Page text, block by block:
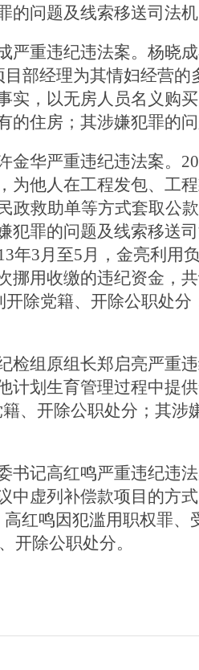
问题及线索移送司法机
重违纪违法案。杨晓
部经理为其情妇经营
，以无房人员名义购
住房；其涉嫌犯罪的
华严重违纪违法案。
为他人在工程发包、工
救助单等方式套取公
犯罪的问题及线索移
年3月至5月，金亮利用
用收缴的违纪资金，
除党籍、开除公职处
组原组长郑启亮严重违
计划生育管理过程中提
、开除公职处分；其
记高红鸣严重违纪违法
中虚列补偿款项目的方
红鸣因犯滥用职权罪
开除公职处分。